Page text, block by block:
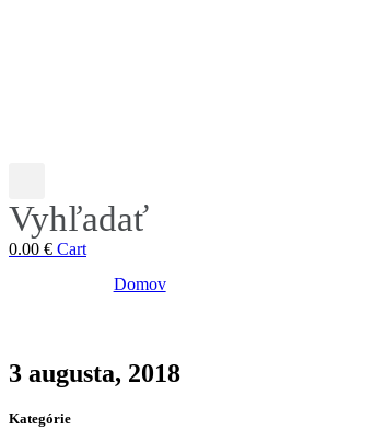
Vyhľadať
0.00 € Cart
Domov
3 augusta, 2018
Kategórie